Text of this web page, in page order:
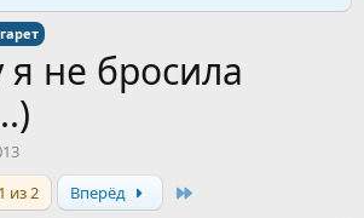
не бросила
1 из 2
Вперёд